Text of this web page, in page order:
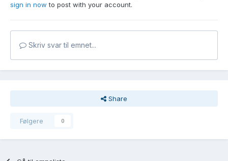
sign in now to post with your account.
Skriv svar til emnet...
Share
Følgere 0